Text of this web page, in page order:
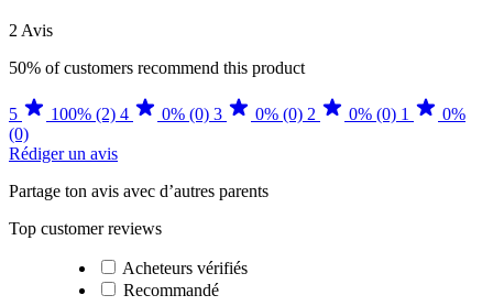
2 Avis
50% of customers recommend this product
5 100% (2) 4 0% (0) 3 0% (0) 2 0% (0) 1
0%
(0)
Rédiger un avis
Partage ton avis avec d’autres parents
Top customer reviews
Acheteurs vérifiés
Recommandé